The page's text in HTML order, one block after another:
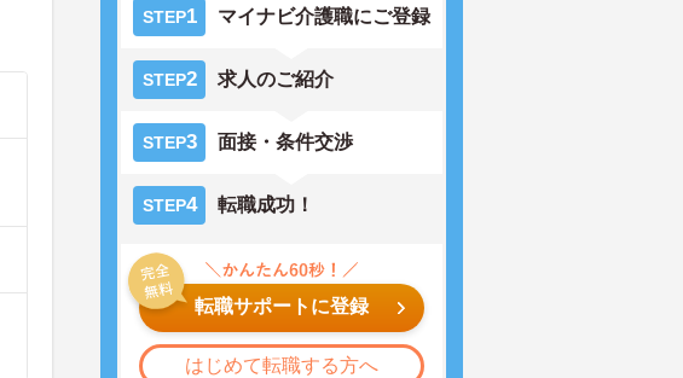
STEP1 マイナビ介護職にご登録
STEP2 求人のご紹介
STEP3 面接・条件交渉
STEP4 転職成功！
転職サポートに登録
はじめて転職する方へ